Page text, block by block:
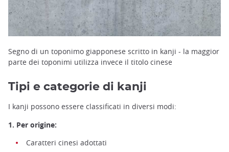
Segno di un toponimo giapponese scritto in kanji - la maggior
parte dei toponimi utilizza invece il titolo cinese
Tipi e categorie di kanji
I kanji possono essere classificati in diversi modi:
1. Per origine:
Caratteri cinesi adottati